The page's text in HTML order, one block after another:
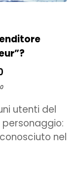
0
utenti del
nel